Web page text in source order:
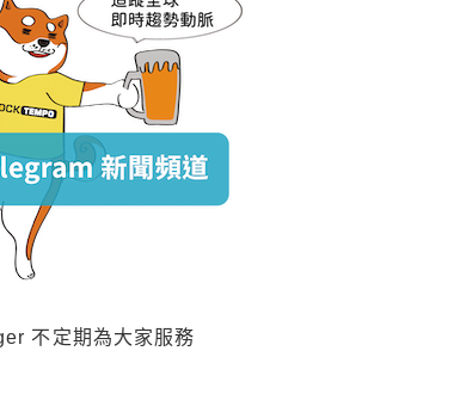
不定期為大家服務